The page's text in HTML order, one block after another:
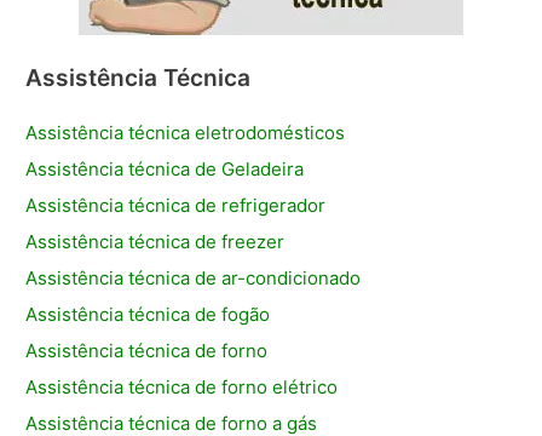
Assistência Técnica
Assistência técnica eletrodomésticos
Assistência técnica de Geladeira
Assistência técnica de refrigerador
Assistência técnica de freezer
Assistência técnica de ar-condicionado
Assistência técnica de fogão
Assistência técnica de forno
Assistência técnica de forno elétrico
Assistência técnica de forno a gás